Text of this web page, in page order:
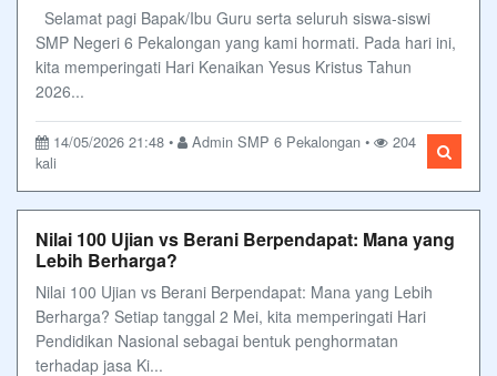
Selamat pagi Bapak/Ibu Guru serta seluruh siswa-siswi
SMP Negeri 6 Pekalongan yang kami hormati. Pada hari ini,
kita memperingati Hari Kenaikan Yesus Kristus Tahun
2026...
14/05/2026 21:48 • Admin SMP 6 Pekalongan •
204
kali
Nilai 100 Ujian vs Berani Berpendapat: Mana yang
Lebih Berharga?
Nilai 100 Ujian vs Berani Berpendapat: Mana yang Lebih
Berharga? Setiap tanggal 2 Mei, kita memperingati Hari
Pendidikan Nasional sebagai bentuk penghormatan
terhadap jasa Ki...